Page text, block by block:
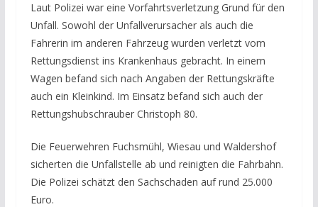
Laut Polizei war eine Vorfahrtsverletzung Grund für den
Unfall. Sowohl der Unfallverursacher als auch die
Fahrerin im anderen Fahrzeug wurden verletzt vom
Rettungsdienst ins Krankenhaus gebracht. In einem
Wagen befand sich nach Angaben der Rettungskräfte
auch ein Kleinkind. Im Einsatz befand sich auch der
Rettungshubschrauber Christoph 80.
Die Feuerwehren Fuchsmühl, Wiesau und Waldershof
sicherten die Unfallstelle ab und reinigten die Fahrbahn.
Die Polizei schätzt den Sachschaden auf rund 25.000
Euro.